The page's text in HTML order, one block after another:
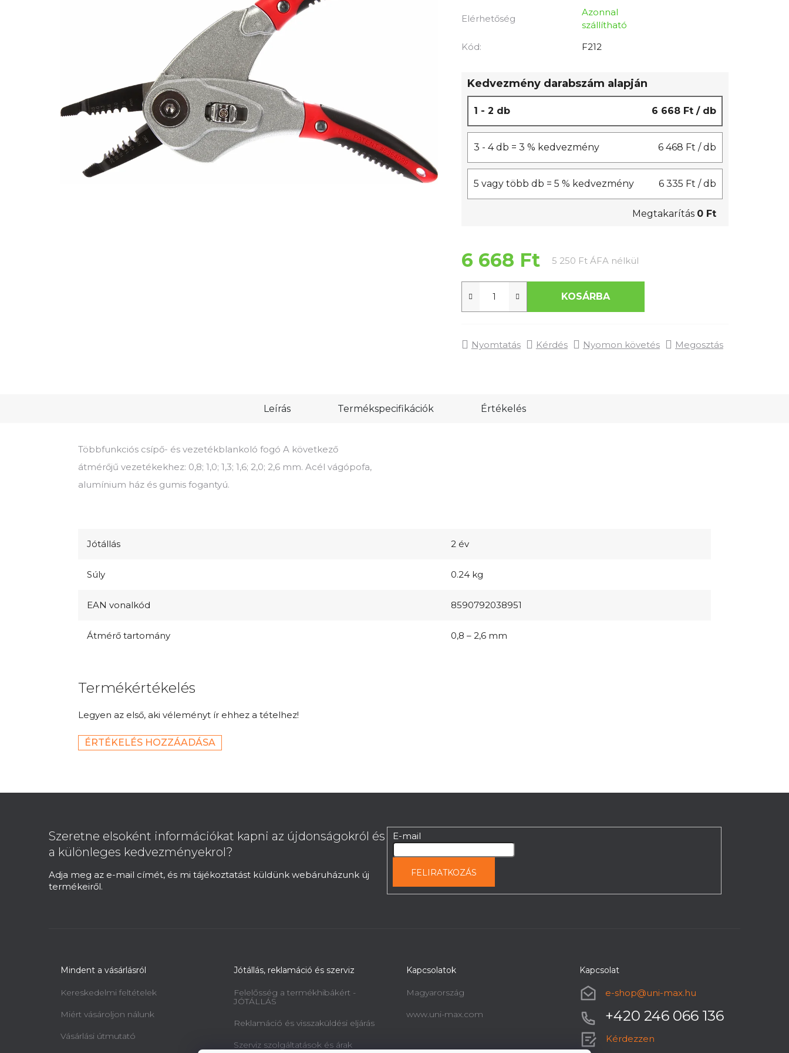
átlagos
5-
csillag.
Elérhetőség
Azonnal
szállítható
Kód:
F212
Kedvezmény darabszám alapján
1 - 2 db 6 668 Ft / db
3 - 4 db = 3 % kedvezmény 6 468 Ft / db
5 vagy több db = 5 % kedvezmény 6 335 Ft / db
Megtakarítás 0 Ft
6 668 Ft 5 250 Ft ÁFA nélkülEgységár:
KOSÁRBA
Nyomtatás Kérdés Nyomon követés Megosztás
Leírás Termékspecifikációk Értékelés
Többfunkciós csípő- és vezetékblankoló fogó A következő
átmérőjű vezetékekhez: 0,8; 1,0; 1,3; 1,6; 2,0; 2,6 mm. Acél vágópofa,
alumínium ház és gumis fogantyú.
Jótállás 2 év
Súly 0.24 kg
EAN vonalkód 8590792038951
Átmérő tartomány 0,8 – 2,6 mm
Termékértékelés
Legyen az első, aki véleményt ír ehhez a tételhez!
ÉRTÉKELÉS HOZZÁADÁSA
Szeretne elsoként információkat kapni az újdonságokról és
a különleges kedvezményekrol?
Adja meg az e-mail címét, és mi tájékoztatást küldünk webáruházunk új
termékeiről.
E-mail
FELIRATKOZÁS
Mindent a vásárlásról
Kereskedelmi feltételek
Miért vásároljon nálunk
Vásárlási útmutató
Jótállás, reklamáció és szerviz
Felelősség a termékhibákért -
JÓTÁLLÁS
Reklamáció és visszaküldési eljárás
Szerviz szolgáltatások és árak
Kapcsolatok
Magyarország
www.uni-max.com
Kapcsolat
e-shop@uni-max.hu
+420 246 066 136
Kérdezzen